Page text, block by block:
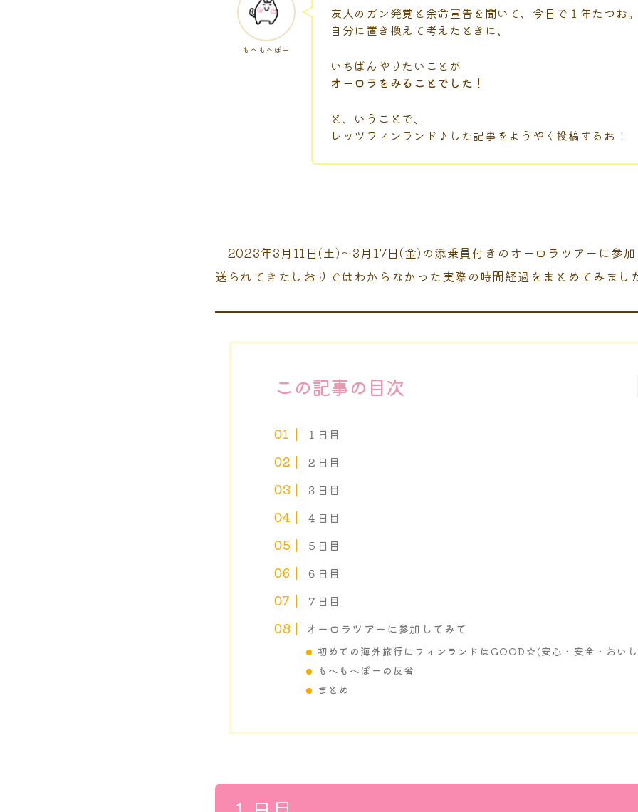
もへもへぽー
友人のガン発覚と余命宣告を聞いて、今日で１年たつお
自分に置き換えて考えたときに、
いちばんやりたいことが
オーロラをみることでした！
と、いうことで、
レッツフィンランド♪した記事をようやく投稿するお！
2023年3月11日(土)～3月17日(金)の添乗員付きのオーロラツアーに参
送られてきたしおりではわからなかった実際の時間経過をまとめてみまし
この記事の目次
１日目
２日目
３日目
４日目
５日目
６日目
７日目
オーロラツアーに参加してみて
初めての海外旅行にフィンランドはGOOD☆(安心・安全・おい
もへもへぽーの反省
まとめ